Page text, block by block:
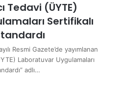
Tedavi (ÜYTE)
Sertifikalı
Resmi Gazete’de yayımlanan
Laboratuvar Uygulamaları
adlı…